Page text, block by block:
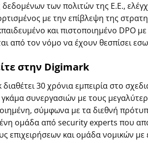
των πολιτών της Ε.Ε.,
με την επίβλεψη της
και πιστοποιημένο DPO
από τον νόμο να έχουν θεσπίσει
στην Digimark
30 χρόνια εμπειρία στο
γκάμα συνεργασιών με τους
σύμφωνα με τα διεθνή
ομάδα από security experts που
επιχειρήσεων και ομάδα νομικών με